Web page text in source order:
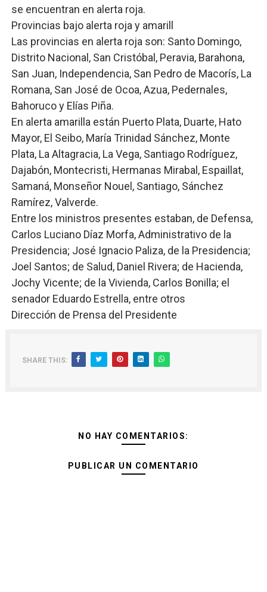
se encuentran en alerta roja.
Provincias bajo alerta roja y amarill
Las provincias en alerta roja son: Santo Domingo,
Distrito Nacional, San Cristóbal, Peravia, Barahona,
San Juan, Independencia, San Pedro de Macorís, La
Romana, San José de Ocoa, Azua, Pedernales,
Bahoruco y Elías Piña.
En alerta amarilla están Puerto Plata, Duarte, Hato
Mayor, El Seibo, María Trinidad Sánchez, Monte
Plata, La Altagracia, La Vega, Santiago Rodríguez,
Dajabón, Montecristi, Hermanas Mirabal, Espaillat,
Samaná, Monseñor Nouel, Santiago, Sánchez
Ramírez, Valverde.
Entre los ministros presentes estaban, de Defensa,
Carlos Luciano Díaz Morfa, Administrativo de la
Presidencia; José Ignacio Paliza, de la Presidencia;
Joel Santos; de Salud, Daniel Rivera; de Hacienda,
Jochy Vicente; de la Vivienda, Carlos Bonilla; el
senador Eduardo Estrella, entre otros
Dirección de Prensa del Presidente
SHARE THIS:
NO HAY COMENTARIOS:
PUBLICAR UN COMENTARIO